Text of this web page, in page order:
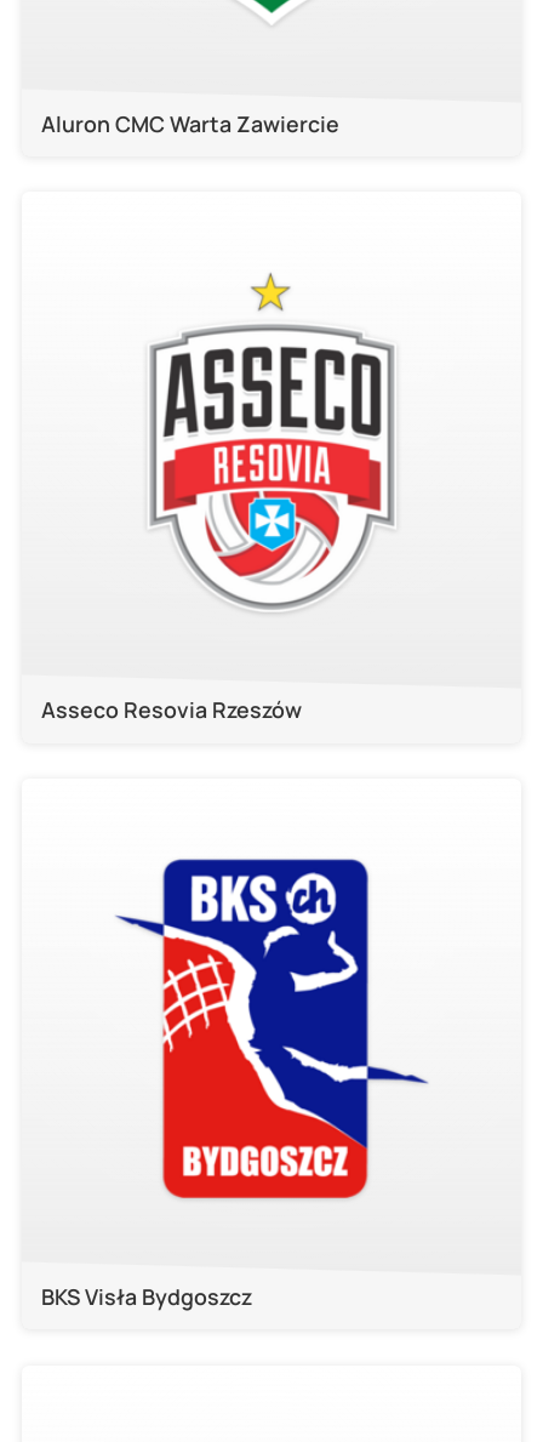
Aluron CMC Warta Zawiercie
Asseco Resovia Rzeszów
BKS Visła Bydgoszcz